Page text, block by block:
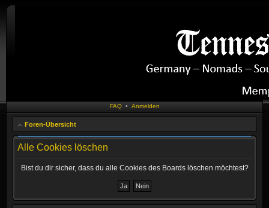
FAQ • Anmelden
Foren-Übersicht
Alle Cookies löschen
Bist du dir sicher, dass du alle Cookies des Boards löschen möchtest?